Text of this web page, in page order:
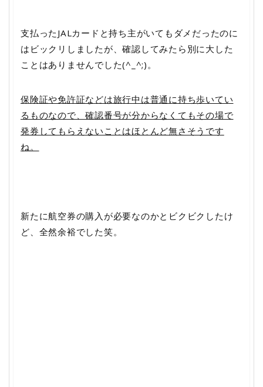
支払ったJALカードと持ち主がいてもダメだったのに
はビックリしましたが、確認してみたら別に大した
ことはありませんでした(^_^;)。
保険証や免許証などは旅行中は普通に持ち歩いてい
るものなので、確認番号が分からなくてもその場で
発券してもらえないことはほとんど無さそうです
ね。
新たに航空券の購入が必要なのかとビクビクしたけ
ど、全然余裕でした笑。